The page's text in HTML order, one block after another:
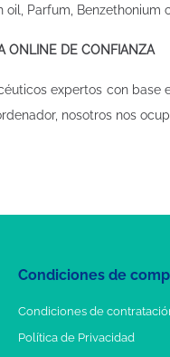
Parfum, Benzethonium
ONLINE DE CONFIANZA
expertos con base
nosotros nos
Condiciones de
Condiciones de
Política de Privacidad